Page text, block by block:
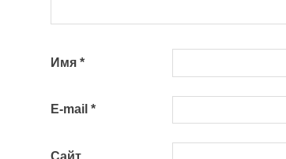
Имя *
E-mail *
Сайт